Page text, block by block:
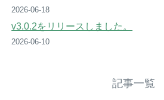
2026-06-18
v3.0.2をリリースしました。
2026-06-10
記事一覧